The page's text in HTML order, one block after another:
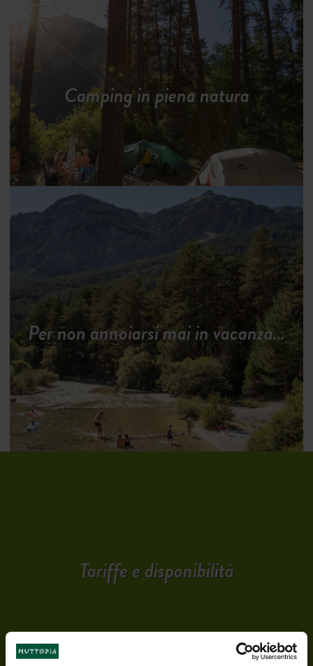
Camping in piena natura
Per non annoiarsi mai in vacanza…
Tariffe e disponibilità